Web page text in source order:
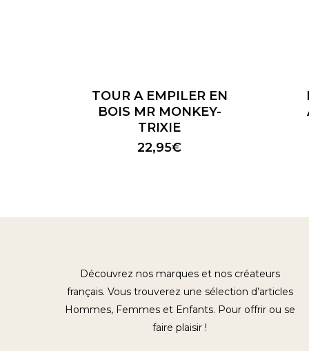
TOUR A EMPILER EN
BOIS MR MONKEY-
TRIXIE
22,95€
Découvrez nos marques et nos créateurs
français. Vous trouverez une sélection d’articles
Hommes, Femmes et Enfants. Pour offrir ou se
faire plaisir !